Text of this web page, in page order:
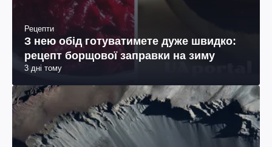
Рецепти
З нею обід готуватимете дуже швидко:
рецепт борщової заправки на зиму
3 дні тому